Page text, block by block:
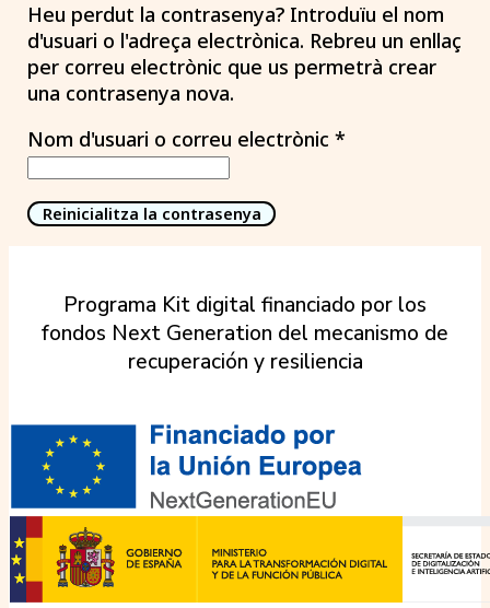
Heu perdut la contrasenya? Introduïu el nom
d'usuari o l'adreça electrònica. Rebreu un enllaç
per correu electrònic que us permetrà crear
una contrasenya nova.
Nom d'usuari o correu electrònic*
Obligatori
Reinicialitza la contrasenya
Programa Kit digital financiado por los
fondos Next Generation del mecanismo de
recuperación y resiliencia